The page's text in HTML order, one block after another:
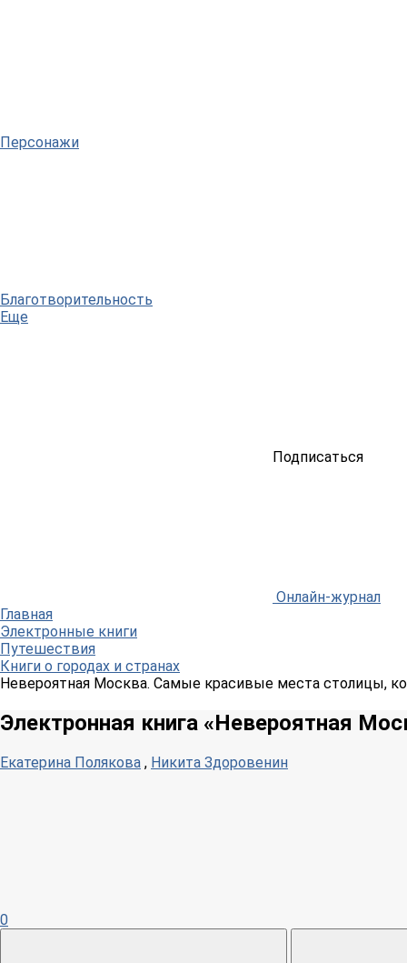
Персонажи
Благотворительность
Еще
Подписаться
Онлайн-журнал
Главная
Электронные книги
Путешествия
Книги о городах и странах
Невероятная Москва. Самые красивые места столицы,
Электронная книга «Невероятная
Екатерина Полякова , Никита Здоровенин
0